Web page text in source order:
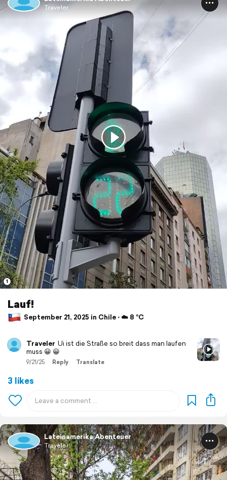
Traveler
1
Lauf!
September 21, 2025 in Chile ⋅ ☁️ 8 °C
Traveler Ui ist die Straße so breit dass man laufen
muss 😀 😀
9/21/25 Reply Translate
3 likes
Lateinamerika Abenteuer
Traveler